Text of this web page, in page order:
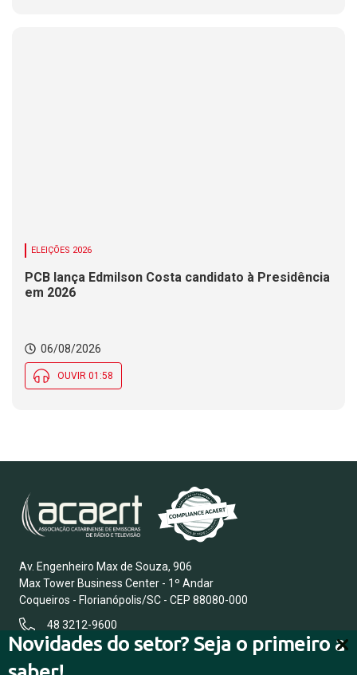
Novidades do setor? Seja o primeiro a
ELEIÇÕES 2026
PCB lança Edmilson Costa candidato à Presidência
em 2026
06/08/2026
OUVIR 01:58
Av. Engenheiro Max de Souza, 906
Max Tower Business Center - 1º Andar
Coqueiros - Florianópolis/SC - CEP 88080-000
48 3212-9600